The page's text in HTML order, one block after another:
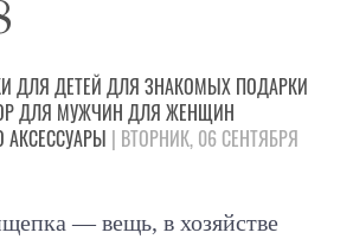
ДЛЯ ДЕТЕЙ ДЛЯ ЗНАКОМЫХ ПОДАРКИ
ДЛЯ МУЖЧИН ДЛЯ ЖЕНЩИН
АКСЕССУАРЫ | ВТОРНИК, 06 СЕНТЯБРЯ
— вещь, в хозяйстве